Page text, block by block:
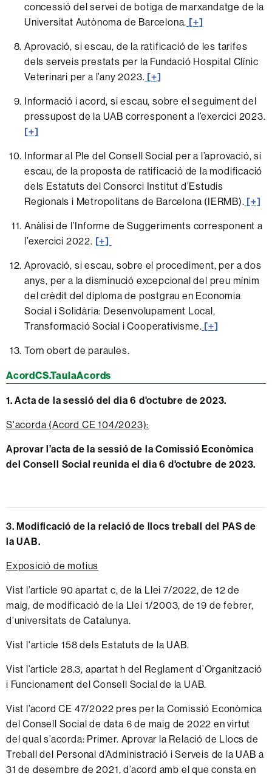
concessió del servei de botiga de marxandatge de la
Universitat Autònoma de Barcelona. [+]
Aprovació, si escau, de la ratificació de les tarifes
dels serveis prestats per la Fundació Hospital Clínic
Veterinari per a l’any 2023. [+]
Informació i acord, si escau, sobre el seguiment del
pressupost de la UAB corresponent a l’exercici 2023.
[+]
Informar al Ple del Consell Social per a l’aprovació, si
escau, de la proposta de ratificació de la modificació
dels Estatuts del Consorci Institut d’Estudis
Regionals i Metropolitans de Barcelona (IERMB). [+]
Anàlisi de l’Informe de Suggeriments corresponent a
l’exercici 2022. [+]
Aprovació, si escau, sobre el procediment, per a dos
anys, per a la disminució excepcional del preu mínim
del crèdit del diploma de postgrau en Economia
Social i Solidària: Desenvolupament Local,
Transformació Social i Cooperativisme. [+]
Torn obert de paraules.
AcordCS.TaulaAcords
1. Acta de la sessió del dia 6 d'octubre de 2023.
S'acorda (Acord CE 104/2023):
Aprovar l’acta de la sessió de la Comissió Econòmica
del Consell Social reunida el dia 6 d'octubre de 2023.
3. Modificació de la relació de llocs treball del PAS de
la UAB.
Exposició de motius
Vist l’article 90 apartat c, de la Llei 7/2022, de 12 de
maig, de modificació de la Llei 1/2003, de 19 de febrer,
d’universitats de Catalunya.
Vist l'article 158 dels Estatuts de la UAB.
Vist l’article 28.3, apartat h del Reglament d’Organització
i Funcionament del Consell Social de la UAB.
Vist l’acord CE 47/2022 pres per la Comissió Econòmica
del Consell Social de data 6 de maig de 2022 en virtut
del qual s’acorda: Primer. Aprovar la Relació de Llocs de
Treball del Personal d’Administració i Serveis de la UAB a
31 de desembre de 2021, d’acord amb el que consta en